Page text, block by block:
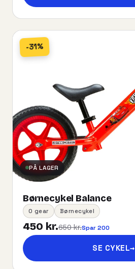
-31%
PÅ LAGER
Børnecykel Balance
0 gear Børnecykel
450 kr.650 kr.Spar 200
SE CYKEL→